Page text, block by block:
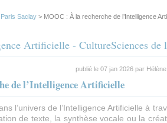
Saclay > MOOC : À la recherche de l’Intelligence
Artificielle - CultureSciences de
publié le 07 jan 2026 par
de l’Intelligence Artificielle
l’univers de l’Intelligence Artificielle à
de texte, la synthèse vocale ou la